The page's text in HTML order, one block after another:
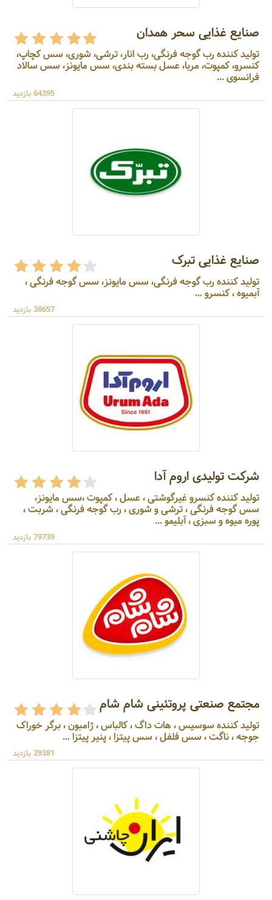
صنایع غذایی سحر همدان
تولید کننده رب گوجه فرنگی، رب انار، ترشی، شوری، سس کچاپ،
کنسرو، کمپوت، مربا، عسل بسته بندی، سس مایونز، سس سالاد
فرانسوی ...
64395 بازدید
صنایع غذایی تبرک
تولید کننده رب گوجه فرنگی، سس مایونز، سس گوجه فرنگی ،
آبمیوه ، کنسرو ...
38657 بازدید
شرکت تولیدی اروم آدا
تولید کننده کنسرو غیرگوشتی ، عسل ، کمپوت ،سس مایونز،
سس گوجه فرنگی ، ترشی و شوری ، رب گوجه فرنگی ، شربت ،
پوره میوه و سبزی ، آبلیمو ...
79739 بازدید
مجتمع صنعتی پروتئینی شام شام
تولید کننده سوسیس ، هات داگ ، کالباس ، ژامبون ، برگر خوراک
جوجه ، ناگت ، سس فلفل ، سس پیتزا ، پنیر پیتزا ...
29381 بازدید